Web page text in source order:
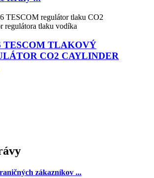
TESCOM TLAKOVÝ
CO2 CAYLINDER
zákazníkov ...